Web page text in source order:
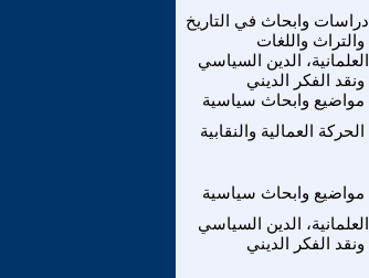
دراسات وابحاث في التاريخ
والتراث واللغات
العلمانية، الدين السياسي
ونقد الفكر الديني
مواضيع وابحاث سياسية
الحركة العمالية والنقابية
مواضيع وابحاث سياسية
العلمانية، الدين السياسي
ونقد الفكر الديني